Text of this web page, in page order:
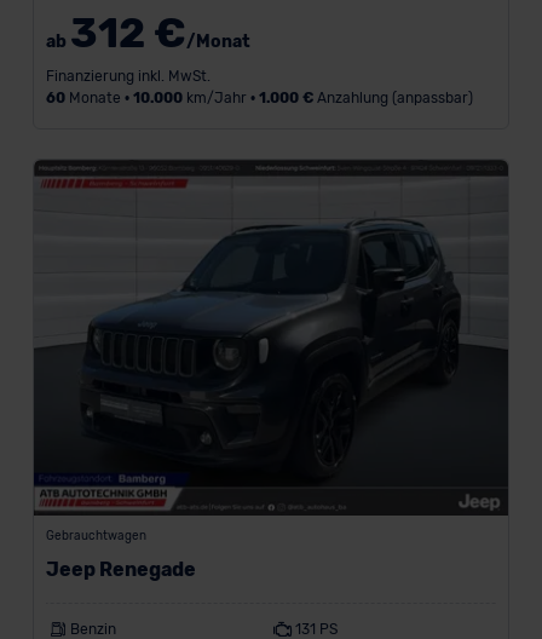
ab 312 €/Monat
Finanzierung inkl. MwSt.
60Monate • 10.000km/Jahr • 1.000 €Anzahlung (anpassbar)
Gebrauchtwagen
Jeep Renegade
Benzin
131 PS